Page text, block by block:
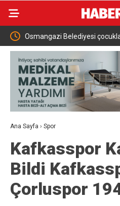
çocuklara okuma kültürü
Ana Sayfa › Spor
Kafkasspor
Bildi
Çorluspor